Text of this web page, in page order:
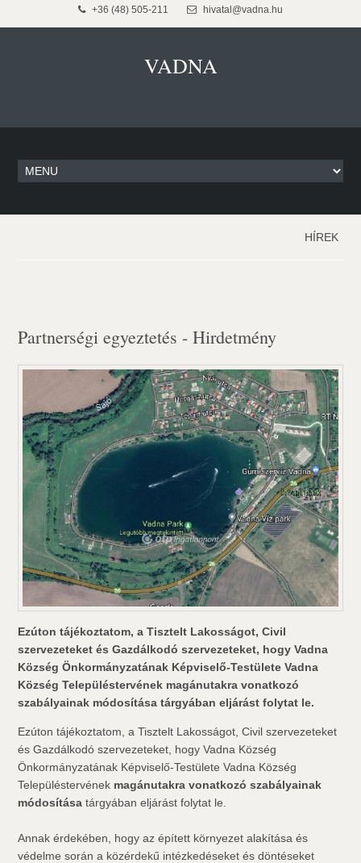
+36 (48) 505-211 hivatal@vadna.hu
VADNA
HÍREK
Partnerségi egyeztetés - Hirdetmény
Ezúton tájékoztatom, a Tisztelt Lakosságot, Civil
szervezeteket és Gazdálkodó szervezeteket, hogy Vadna
Község Önkormányzatának Képviselő-Testülete Vadna
Község Településtervének magánutakra vonatkozó
szabályainak módosítása tárgyában eljárást folytat le.
Ezúton tájékoztatom, a Tisztelt Lakosságot, Civil szervezeteket
és Gazdálkodó szervezeteket, hogy Vadna Község
Önkormányzatának Képviselő-Testülete Vadna Község
Településtervének magánutakra vonatkozó szabályainak
módosítása tárgyában eljárást folytat le.
Annak érdekében, hogy az épített környezet alakítása és
védelme során a közérdekű intézkedéseket és döntéseket